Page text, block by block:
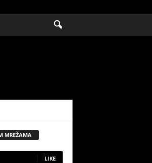
MREŽAMA
LIKE